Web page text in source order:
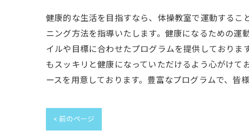
健康的な生活を目指すなら、体操教室で運動するこ
ニング方法を指導いたします。健康になるための運
イルや目標に合わせたプログラムを提供しておりま
もスッキリと健康になっていただけるよう心がけて
ースを用意しております。豊富なプログラムで、皆
< 前のページ